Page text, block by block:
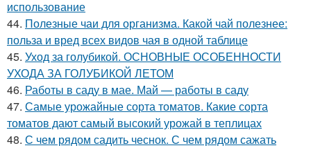
использование
44. Полезные чаи для организма. Какой чай полезнее:
польза и вред всех видов чая в одной таблице
45. Уход за голубикой. ОСНОВНЫЕ ОСОБЕННОСТИ
УХОДА ЗА ГОЛУБИКОЙ ЛЕТОМ
46. Работы в саду в мае. Май — работы в саду
47. Самые урожайные сорта томатов. Какие сорта
томатов дают самый высокий урожай в теплицах
48. С чем рядом садить чеснок. С чем рядом сажать